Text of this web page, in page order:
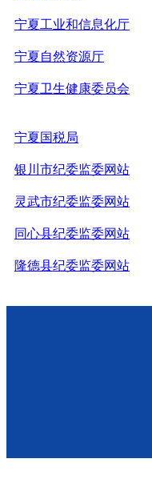
宁夏工业和信息化厅
宁夏自然资源厅
宁夏卫生健康委员会
宁夏国税局
银川市纪委监委网站
灵武市纪委监委网站
同心县纪委监委网站
隆德县纪委监委网站